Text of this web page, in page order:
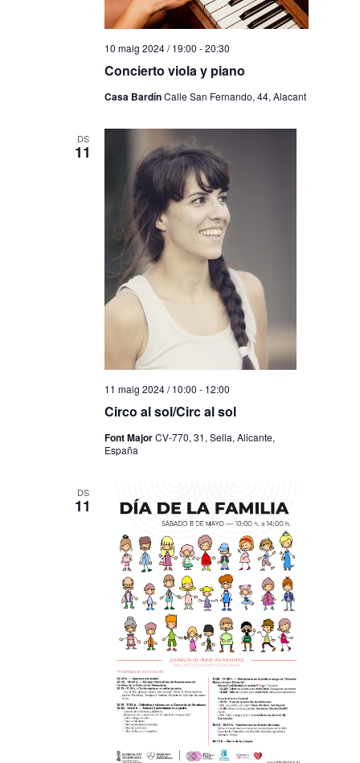
Concierto viola y piano
10 maig 2024 / 19:00 -20:30
Casa BardínCalle San Fernando, 44, Alacant
DS
11
Circo al sol/Circ al sol
11 maig 2024 / 10:00 - 12:00
Font MajorCV-770, 31, Sella, Alicante,
España
DS
11